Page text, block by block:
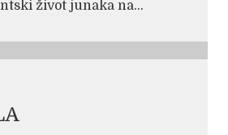
život junaka na...